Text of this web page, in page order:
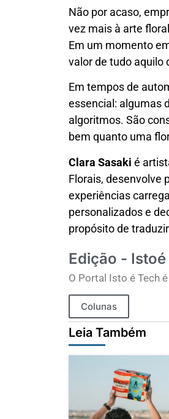
Não por acaso,
vez mais à arte
Em um momento
valor de tudo aquilo
Em tempos de
essencial: algumas
algoritmos. São
bem quanto uma
Clara Sasaki é
Florais, desenvolve
experiências
personalizados e
propósito de
Edição - Istoé
O Portal Isto é Tech
Colunas
Leia Também